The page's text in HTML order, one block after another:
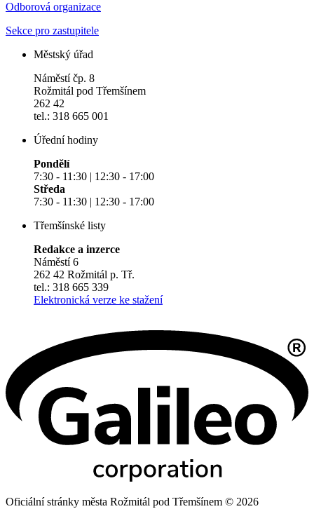
Odborová organizace
Sekce pro zastupitele
Městský úřad
Náměstí čp. 8
Rožmitál pod Třemšínem
262 42
tel.: 318 665 001
Úřední hodiny
Pondělí
7:30 - 11:30 | 12:30 - 17:00
Středa
7:30 - 11:30 | 12:30 - 17:00
Třemšínské listy
Redakce a inzerce
Náměstí 6
262 42 Rožmitál p. Tř.
tel.: 318 665 339
Elektronická verze ke stažení
Oficiální stránky města Rožmitál pod Třemšínem © 2026